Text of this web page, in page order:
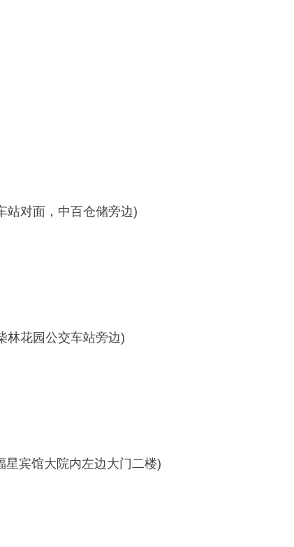
对面，中百仓储旁边)
花园公交车站旁边)
宾馆大院内左边大门二楼)